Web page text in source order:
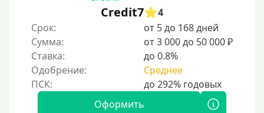
С помощью системы быстрых платежей (СБП)
Способы получения
Без активации сервиса
Без участия банков
Credit7
4
Срок:
от 5 до 168 дней
Сумма:
от 3 000 до 50 000 ₽
Ставка:
до 0.8%
Одобрение:
Среднее
Оформить